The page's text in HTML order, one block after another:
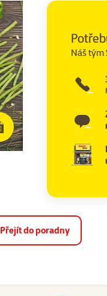
Náš tým
Přejít do poradny